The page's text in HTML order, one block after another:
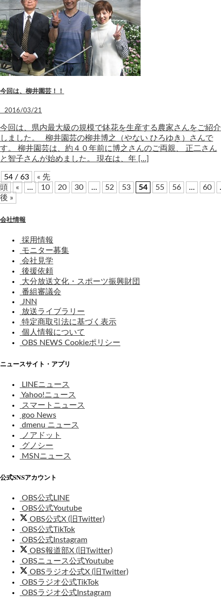
今回は、柳井園芸！！
2016/03/21
今回は、県内最大級の規模で鉢花を生産する農家さんをご紹介
しました。 柳井園芸の柳井博之（やない ひろゆき）さんで
す。 柳井園芸は、約４０年前に博之さんのご両親、 正二さん
と智子さんが始めました。 現在は、年 […]
54 / 63
« 先
頭
« ... 10 20 30 ... 52 53 54 55 56 ... 60
後 »
会社情報
採用情報
モニター募集
会社見学
後援依頼
大分放送文化・スポーツ振興財団
番組審議会
JNN
放送ライブラリー
特定商取引法に基づく表示
個人情報について
OBS NEWS Cookieポリシー
ニュースサイト・アプリ
LINEニュース
Yahoo!ニュース
スマートニュース
goo News
dmenu ニュース
ノアドット
グノシー
MSNニュース
公式SNSアカウント
OBS公式LINE
OBS公式Youtube
OBS公式X (旧Twitter)
OBS公式TikTok
OBS公式Instagram
OBS報道部X (旧Twitter)
OBSニュース公式Youtube
OBSラジオ公式X (旧Twitter)
OBSラジオ公式TikTok
OBSラジオ公式Instagram